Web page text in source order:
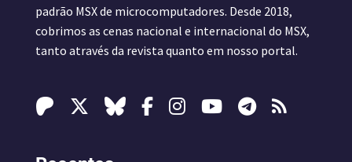
padrão MSX de microcomputadores. Desde 2018,
cobrimos as cenas nacional e internacional do MSX,
tanto através da revista quanto em nosso portal.